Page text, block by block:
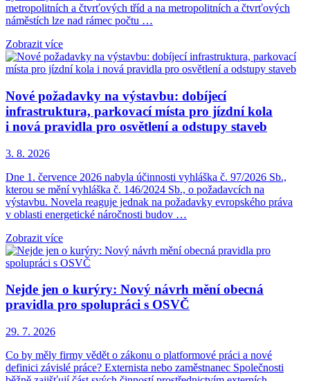
metropolitních a čtvrťových tříd a na metropolitních a čtvrťových
náměstích lze nad rámec počtu …
Zobrazit více
Nové požadavky na výstavbu: dobíjecí
infrastruktura, parkovací místa pro jízdní kola
i nová pravidla pro osvětlení a odstupy staveb
3. 8. 2026
Dne 1. července 2026 nabyla účinnosti vyhláška č. 97/2026 Sb.,
kterou se mění vyhláška č. 146/2024 Sb., o požadavcích na
výstavbu. Novela reaguje jednak na požadavky evropského práva
v oblasti energetické náročnosti budov …
Zobrazit více
Nejde jen o kurýry: Nový návrh mění obecná
pravidla pro spolupráci s OSVČ
29. 7. 2026
Co by měly firmy vědět o zákonu o platformové práci a nové
definici závislé práce? Externista nebo zaměstnanec Společnosti